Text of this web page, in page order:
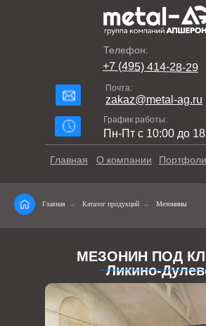
Телефон:
+7 (495) 414-28-29
Почта:
zakaz@metal-ag.ru
График работы:
Пн-Пт с 10:00 до
О компании
Главная
Главная → Каталог продукций → Мезонины
МЕЗОНИН ПОД
Ликино-